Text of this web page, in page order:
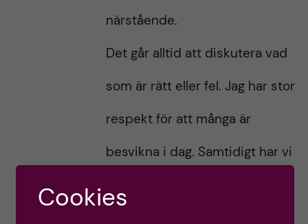
närstående.
Det går alltid att diskutera vad
som är rätt eller fel. Jag har stor
respekt för att många är
besvikna i dag. Samtidigt har vi
Cookies